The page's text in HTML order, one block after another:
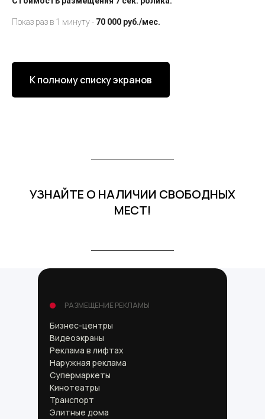
Показ раз в 1 минуту - 70 000 руб./мес.
К полному списку экранов
УЗНАЙТЕ О НАЛИЧИИ СВОБОДНЫХ
МЕСТ!
РАЗМЕЩЕНИЕ РЕКЛАМЫ
Бизнес-центры
Видеоэкраны
Реклама в лифтах
Наружная реклама
Супермаркеты
Кинотеатры
Транспорт
Элитные дома